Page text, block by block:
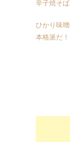
辛子焼そ
ひかり味
本格派だ！